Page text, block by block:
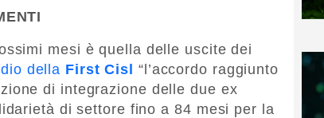
mesi è quella delle uscite dei
della First Cisl “l’accordo raggiunto
di integrazione delle due ex
di settore fino a 84 mesi per la